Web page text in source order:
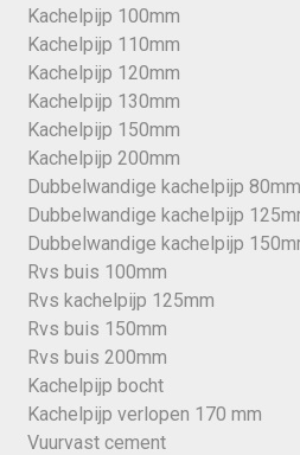
Kachelpijp 100mm
Kachelpijp 110mm
Kachelpijp 120mm
Kachelpijp 130mm
Kachelpijp 150mm
Kachelpijp 200mm
Dubbelwandige kachelpijp 80mm
Dubbelwandige kachelpijp
Dubbelwandige kachelpijp
Rvs buis 100mm
Rvs kachelpijp 125mm
Rvs buis 150mm
Rvs buis 200mm
Kachelpijp bocht
Kachelpijp verlopen 170 mm
Vuurvast cement